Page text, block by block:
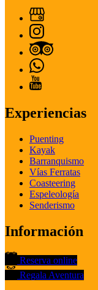
Experiencias
Puenting
Kayak
Barranquismo
Vías Ferratas
Coasteering
Espeleología
Senderismo
Información
Reserva online
Regala Aventura